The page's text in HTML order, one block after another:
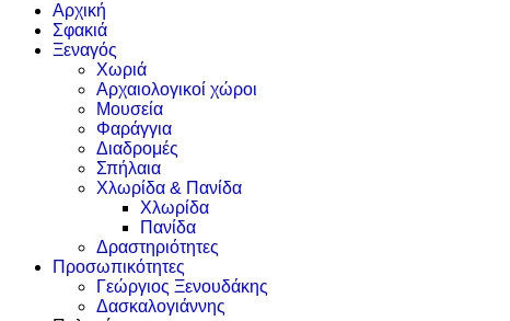
Αρχική
Σφακιά
Ξεναγός
Χωριά
Αρχαιολογικοί χώροι
Μουσεία
Φαράγγια
Διαδρομές
Σπήλαια
Χλωρίδα & Πανίδα
Χλωρίδα
Πανίδα
Δραστηριότητες
Προσωπικότητες
Γεώργιος Ξενουδάκης
Δασκαλογιάννης